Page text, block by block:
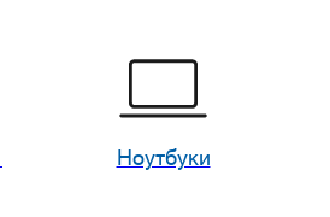
Ноутбуки